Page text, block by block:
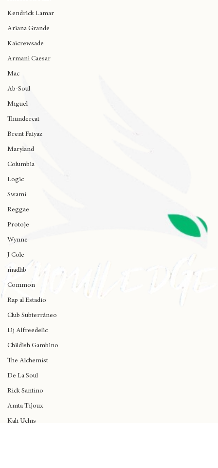
Anderson Paak
Kendrick Lamar
Ariana Grande
Kaicrewsade
Armani Caesar
Mac
Ab-Soul
Miguel
Thundercat
Brent Faiyaz
Maryland
Columbia
Logic
Swami
Reggae
Protoje
Wynne
J Cole
madlib
Common
Rap al Estadio
Club Subterráneo
Dj Alfreedelic
Childish Gambino
The Alchemist
De La Soul
Rick Santino
Anita Tijoux